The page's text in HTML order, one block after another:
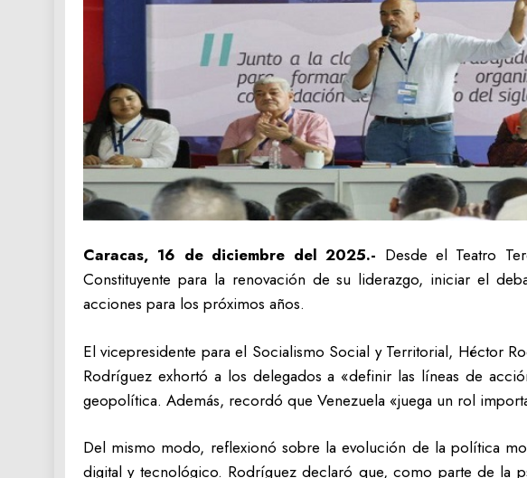
Caracas, 16 de diciembre del 2025.- Desde el Teatro
Constituyente para la renovación de su liderazgo, iniciar el
acciones para los próximos años.
El vicepresidente para el Socialismo Social y Territorial, Héctor
Rodríguez exhortó a los delegados a «definir las líneas de
geopolítica. Además, recordó que Venezuela «juega un rol
Del mismo modo, reflexionó sobre la evolución de la política
digital y tecnológico. Rodríguez declaró que, como parte de la